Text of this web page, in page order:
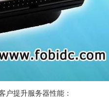
户提升服务器性能：